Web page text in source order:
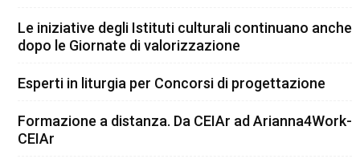
Le iniziative degli Istituti culturali continuano anche
dopo le Giornate di valorizzazione
Esperti in liturgia per Concorsi di progettazione
Formazione a distanza. Da CEIAr ad Arianna4Work-
CEIAr